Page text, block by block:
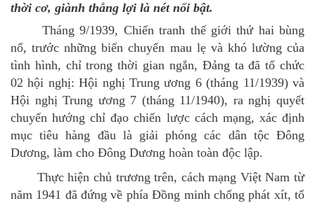
thời cơ, giành thắng lợi là nét nổi bật.
Tháng 9/1939, Chiến tranh thế giới thứ hai bùng
nổ, trước những biến chuyển mau lẹ và khó lường của
tình hình, chỉ trong thời gian ngắn, Đảng ta đã tổ chức
02 hội nghị: Hội nghị Trung ương 6 (tháng 11/1939) và
Hội nghị Trung ương 7 (tháng 11/1940), ra nghị quyết
chuyển hướng chỉ đạo chiến lược cách mạng, xác định
mục tiêu hàng đầu là giải phóng các dân tộc Đông
Dương, làm cho Đông Dương hoàn toàn độc lập.
Thực hiện chủ trương trên, cách mạng Việt Nam từ
năm 1941 đã đứng về phía Đồng minh chống phát xít, tổ